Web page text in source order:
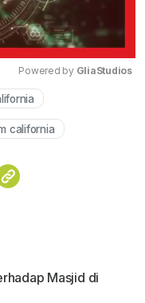
Powered by GliaStudios
california
Masjid di